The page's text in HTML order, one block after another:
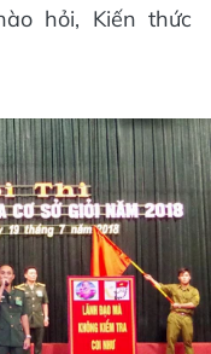
hỏi, Kiến thức